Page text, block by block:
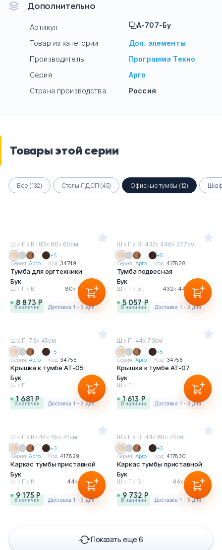
Дополнительно
Артикул А-707-Бу
Товар из категории
Доп. элементы
Производитель
Программа Техно
Серия
Арго
Страна производства
Россия
Товары этой серии
Все (132) Столы ЛДСП (45) Офисные тумбы (12)
Ш х Г х В : 80х 60х 60см
+5
Серия:Арго Код: 34749
Тумба для оргтехники
Бук
Ш х Г х В : 80х60 х60см
8 873 Р
в наличии Доставка 1 - 3 дня
Ш х Г х В : 432х 446х 277см
+5
Серия: Арго Код: 417828
Тумба подвесная
Бук
Ш х Г х В : 432х 446 х277см
5 057 Р
в наличии Доставка 1 - 3 дня
Ш х Г : 73х 45см
+5
Серия:Арго Код: 34755
Крышка к тумбе АТ-05
Бук
Ш х Г : 73 х45см
1 681 Р
в наличии Доставка 1 - 3 дня
Ш х Г : 44х 73см
+5
Серия: Арго Код: 34756
Крышка к тумбе АТ-07
Бук
Ш х Г : 44х73см
1 613 Р
в наличии Доставка 1 - 3 дня
Ш х Г х В : 44х 45х 74см
+3
Серия:Арго Код:417829
Каркас тумбы приставной
Бук
Ш х Г х В : 44х45х74см
9 175 Р
в наличии Доставка 1 - 3 дня
Ш х Г х В : 44х 60х 74см
+3
Серия: Арго Код: 417830
Каркас тумбы приставной
Бук
Ш х Г х В : 44х60х74см
9 732 Р
в наличии Доставка 1 - 3 дня
Показать еще 6